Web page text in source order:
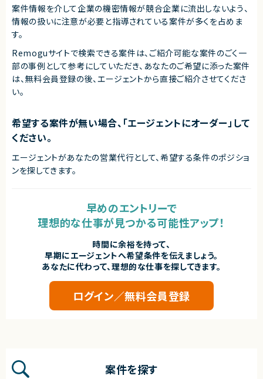
案件情報を介して企業の機密情報が競合企業に流出しないよう、
情報の扱いに注意が必要と指導されている案件が多くを占めま
す。
Remoguサイトで検索できる案件は、ご紹介可能な案件のごく一
部の事例として参考にしていただき、 あなたのご希望に添った案件
は、無料会員登録の後、エージェントから直接ご紹介させてくださ
い。
希望する案件が無い場合、「エージェントにオーダー」して
ください。
エージェントがあなたの営業代行として、希望する条件のポジショ
ンを探してきます。
早めのエントリーで
理想的な仕事が見つかる可能性アップ！
時間に余裕を持って、
早期にエージェントへ希望条件を伝えましょう。
あなたに代わって、理想的な仕事を探してきます。
ログイン／無料会員登録
案件を探す